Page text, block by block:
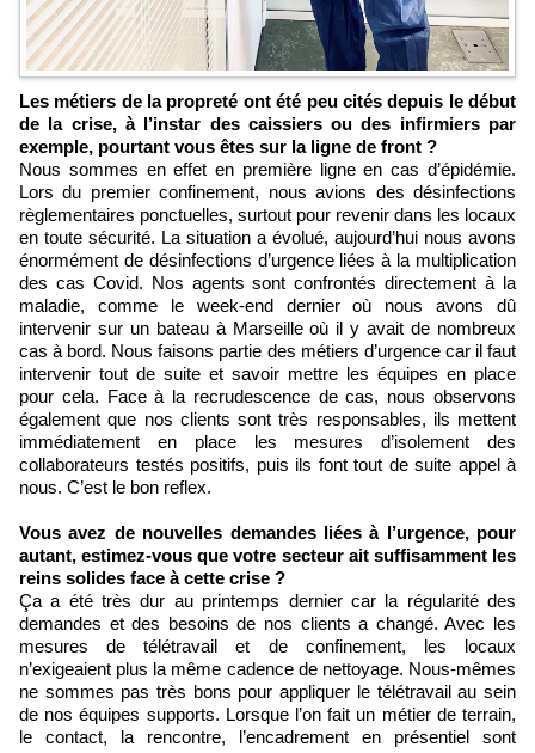
Les métiers de la propreté ont été peu cités depuis le début
de la crise, à l’instar des caissiers ou des infirmiers par
exemple, pourtant vous êtes sur la ligne de front ?
Nous sommes en effet en première ligne en cas d’épidémie.
Lors du premier confinement, nous avions des désinfections
règlementaires ponctuelles, surtout pour revenir dans les locaux
en toute sécurité. La situation a évolué, aujourd’hui nous avons
énormément de désinfections d’urgence liées à la multiplication
des cas Covid. Nos agents sont confrontés directement à la
maladie, comme le week-end dernier où nous avons dû
intervenir sur un bateau à Marseille où il y avait de nombreux
cas à bord. Nous faisons partie des métiers d’urgence car il faut
intervenir tout de suite et savoir mettre les équipes en place
pour cela. Face à la recrudescence de cas, nous observons
également que nos clients sont très responsables, ils mettent
immédiatement en place les mesures d’isolement des
collaborateurs testés positifs, puis ils font tout de suite appel à
nous. C’est le bon reflex.
Vous avez de nouvelles demandes liées à l’urgence, pour
autant, estimez-vous que votre secteur ait suffisamment les
reins solides face à cette crise ?
Ça a été très dur au printemps dernier car la régularité des
demandes et des besoins de nos clients a changé. Avec les
mesures de télétravail et de confinement, les locaux
n’exigeaient plus la même cadence de nettoyage. Nous-mêmes
ne sommes pas très bons pour appliquer le télétravail au sein
de nos équipes supports. Lorsque l’on fait un métier de terrain,
le contact, la rencontre, l’encadrement en présentiel sont